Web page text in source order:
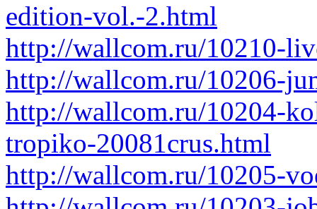
edition-vol.-2.html
http://wallcom.ru/10210-
http://wallcom.ru/10206-
http://wallcom.ru/10204-
tropiko-20081crus.html
http://wallcom.ru/10205-